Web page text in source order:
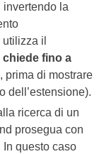
invertendo la
il
chiede fino a
, prima di mostrare
dell’estensione).
ricerca di un
prosegua con
In questo caso